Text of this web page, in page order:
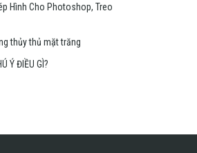
Hình Cho Photoshop, Treo
thủy thủ mặt trăng
Ý ĐIỀU GÌ?